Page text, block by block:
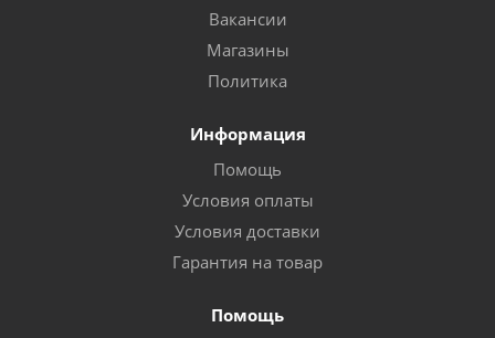
Вакансии
Магазины
Политика
Информация
Помощь
Условия оплаты
Условия доставки
Гарантия на товар
Помощь